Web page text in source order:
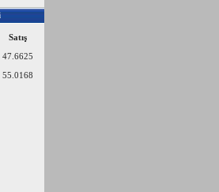
Satış
47.6625
55.0168